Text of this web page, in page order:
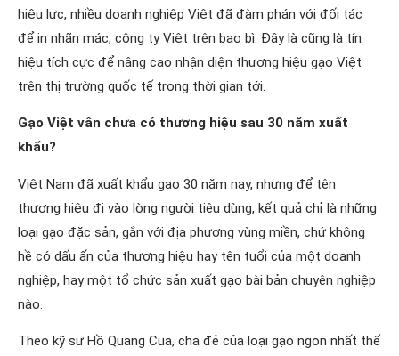
hiệu lực, nhiều doanh nghiệp Việt đã đàm phán với đối tác
để in nhãn mác, công ty Việt trên bao bì. Đây là cũng là tín
hiệu tích cực để nâng cao nhận diện thương hiệu gạo Việt
trên thị trường quốc tế trong thời gian tới.
Gạo Việt vẫn chưa có thương hiệu sau 30 năm xuất
khẩu?
Việt Nam đã xuất khẩu gạo 30 năm nay, nhưng để tên
thương hiệu đi vào lòng người tiêu dùng, kết quả chỉ là những
loại gạo đặc sản, gắn với địa phương vùng miền, chứ không
hề có dấu ấn của thương hiệu hay tên tuổi của một doanh
nghiệp, hay một tổ chức sản xuất gạo bài bản chuyên nghiệp
nào.
Theo kỹ sư Hồ Quang Cua, cha đẻ của loại gạo ngon nhất thế